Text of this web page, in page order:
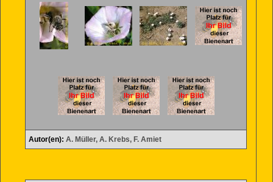
Autor(en): A. Müller, A. Krebs, F. Amiet